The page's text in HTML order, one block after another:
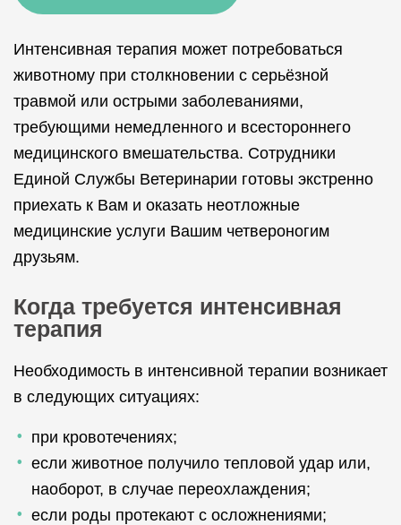
Интенсивная терапия может потребоваться
животному при столкновении с серьёзной
травмой или острыми заболеваниями,
требующими немедленного и всестороннего
медицинского вмешательства. Сотрудники
Единой Службы Ветеринарии готовы экстренно
приехать к Вам и оказать неотложные
медицинские услуги Вашим четвероногим
друзьям.
Когда требуется интенсивная
терапия
Необходимость в интенсивной терапии возникает
в следующих ситуациях:
при кровотечениях;
если животное получило тепловой удар или,
наоборот, в случае переохлаждения;
если роды протекают с осложнениями;